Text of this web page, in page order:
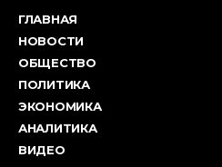
ГЛАВНАЯ
НОВОСТИ
ОБЩЕСТВО
ПОЛИТИКА
ЭКОНОМИКА
АНАЛИТИКА
ВИДЕО